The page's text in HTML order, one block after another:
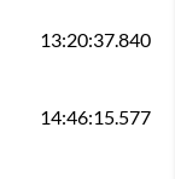
13:20:37.840
14:46:15.577